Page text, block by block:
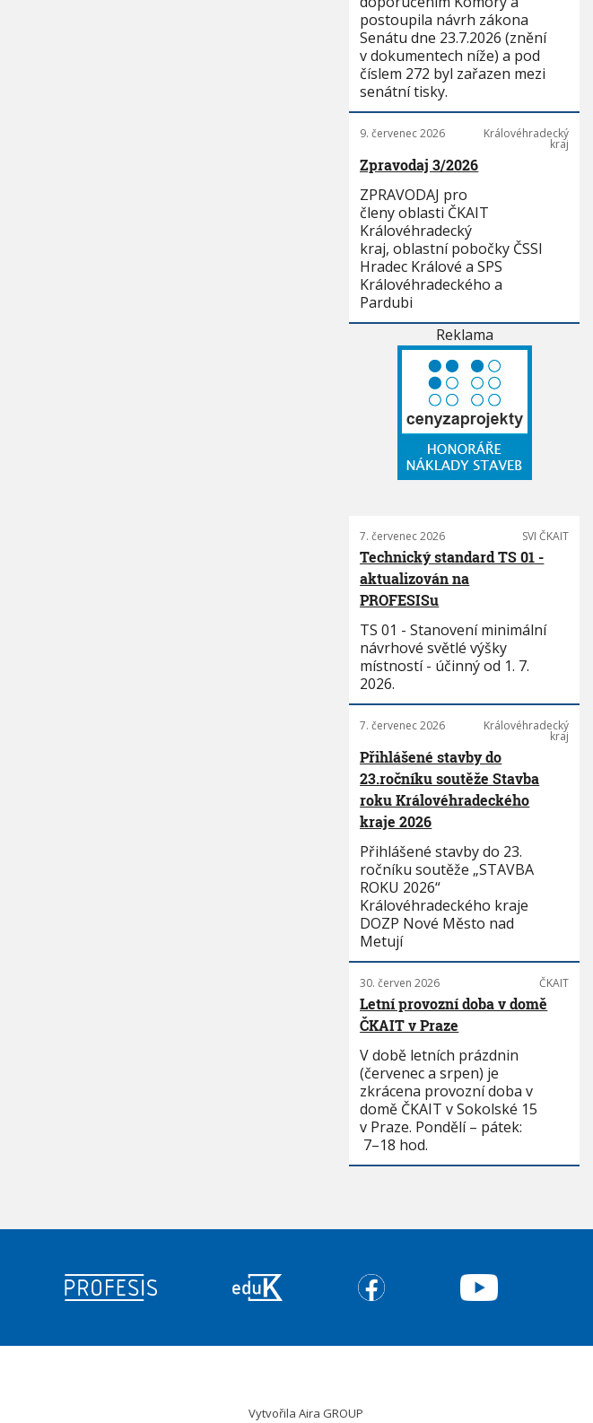
postoupila návrh zákona
Senátu dne 23.7.2026 (znění
v dokumentech níže) a pod
číslem 272 byl zařazen mezi
senátní tisky.
9. červenec 2026 Královéhradecký
kraj
Zpravodaj 3/2026
ZPRAVODAJ pro
členy oblasti ČKAIT
Královéhradecký
kraj, oblastní pobočky ČSSI
Hradec Králové a SPS
Královéhradeckého a
Pardubi
Reklama
7. červenec 2026 SVI ČKAIT
Technický standard TS 01 -
aktualizován na
PROFESISu
TS 01 - Stanovení minimální
návrhové světlé výšky
místností - účinný od 1. 7.
2026.
7. červenec 2026 Královéhradecký
kraj
Přihlášené stavby do
23.ročníku soutěže Stavba
roku Královéhradeckého
kraje 2026
Přihlášené stavby do 23.
ročníku soutěže „STAVBA
ROKU 2026“
Královéhradeckého kraje
DOZP Nové Město nad
Metují
30. červen 2026 ČKAIT
Letní provozní doba v domě
ČKAIT v Praze
V době letních prázdnin
(červenec a srpen) je
zkrácena provozní doba v
domě ČKAIT v Sokolské 15
v Praze. Pondělí – pátek:
7–18 hod.
VytvořilaAira GROUP